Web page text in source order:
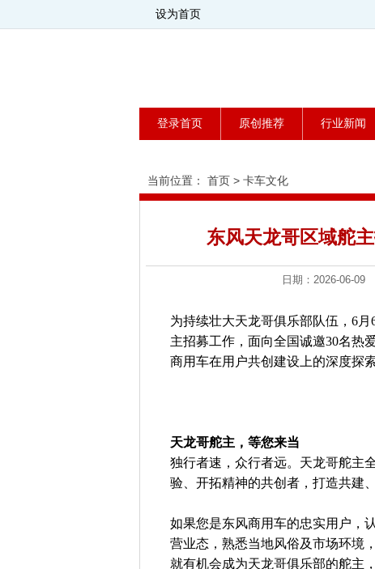
设为首页
登录首页 原创推荐 行业新闻
当前位置： 首页 > 卡车文化
东风天龙哥区域舵
日期：2026-06-
为持续壮大天龙哥俱乐部队伍，6
主招募工作，面向全国诚邀30名热
商用车在用户共创建设上的深度探
天龙哥舵主，等您来当
独行者速，众行者远。天龙哥舵主
验、开拓精神的共创者，打造共建
如果您是东风商用车的忠实用户，
营业态，熟悉当地风俗及市场环境
就有机会成为天龙哥俱乐部的舵主